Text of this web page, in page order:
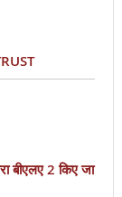
बीएलए 2 किए जा